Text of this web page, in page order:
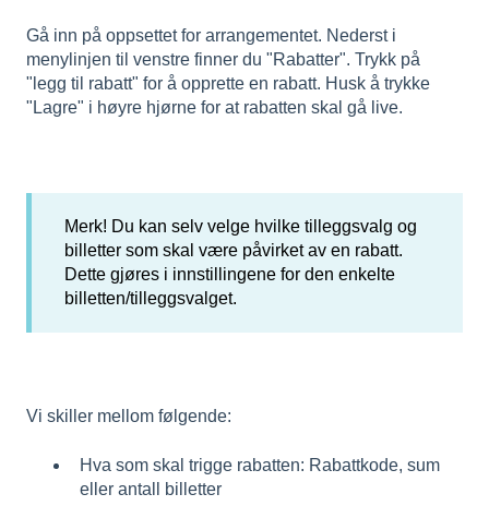
Gå inn på oppsettet for arrangementet. Nederst i
menylinjen til venstre finner du "Rabatter". Trykk på
"legg til rabatt" for å opprette en rabatt. Husk å trykke
"Lagre" i høyre hjørne for at rabatten skal gå live.
Merk! Du kan selv velge hvilke tilleggsvalg og
billetter som skal være påvirket av en rabatt.
Dette gjøres i innstillingene for den enkelte
billetten/tilleggsvalget.
Vi skiller mellom følgende:
Hva som skal trigge rabatten: Rabattkode, sum
eller antall billetter